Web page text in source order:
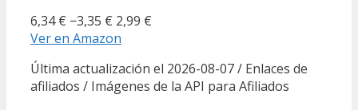
6,34 € −3,35 € 2,99 €
Ver en Amazon
Última actualización el 2026-08-07 / Enlaces de
afiliados / Imágenes de la API para Afiliados